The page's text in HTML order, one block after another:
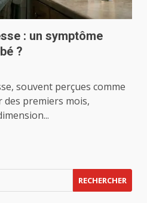
: un symptôme
?
souvent perçues comme
premiers mois,